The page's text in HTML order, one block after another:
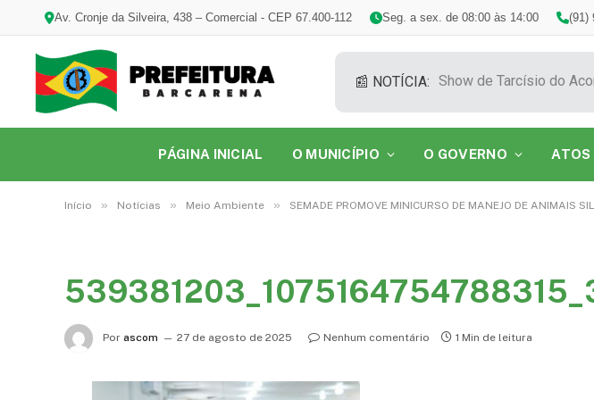
Av. Cronje da Silveira, 438 – Comercial - CEP 67.400-112 Seg. a sex. de 08:00 às 14:00 (91)
📰 NOTÍCIA:
PÁGINA INICIAL O MUNICÍPIO O GOVERNO ATOS
Início » Notícias » Meio Ambiente » SEMADE PROMOVE MINICURSO DE MANEJO DE ANIMAIS
Por ascom 27 de agosto de 2025 Nenhum comentário 1 Min de leitura